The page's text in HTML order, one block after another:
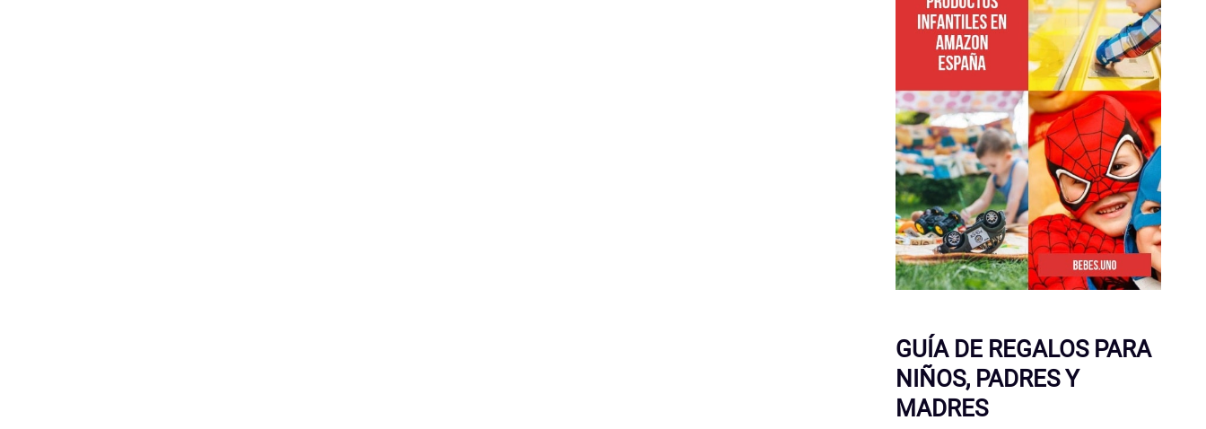
GUÍA DE REGALOS PARA
NIÑOS, PADRES Y
MADRES